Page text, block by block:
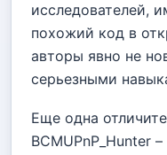
исследователей,
похожий код в
авторы явно не
серьезными
Еще одна
BCMUPnP_Hunter